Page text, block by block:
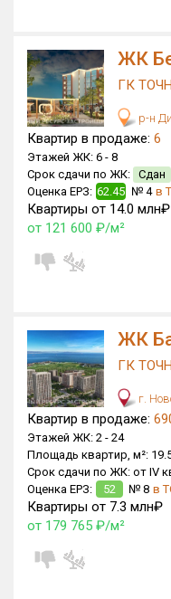
Только новые
Оценка ЕРЗ ЖК
от
Жилых комплексов
Многоквартирных
Блокированных домов
Домов с
Поселков таунхаусов
Многоквартирных
Блокированных домов
Квартир,
блоков в БД
ЖК
ГК
р-н
Квартир в продаже: 6
Этажей ЖК: 6 - 8
Срок сдачи по ЖК: Сдан
Оценка ЕРЗ: 62.45 № 4 в
Квартиры от 14.0 млн₽
от 121 600 ₽/м²
ЖК
ГК
г.
Квартир в продаже:
Этажей ЖК: 2 - 24
Площадь квартир, м²:
Срок сдачи по ЖК: от IV
Оценка ЕРЗ:
52 № 8 в
Квартиры от 7.3 млн₽
от 179 765 ₽/м²